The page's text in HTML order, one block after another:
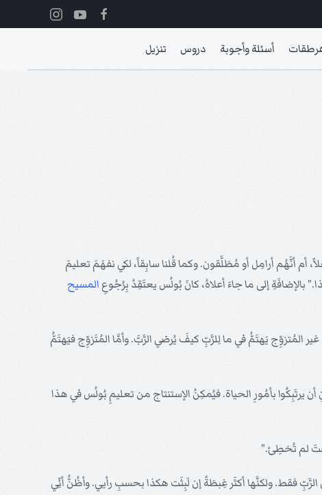
أسئلة وأجوبة دروس تنزيل
أنَّهُم أرامِل أو مُطَلَّقون. وكما قُلنا سابِقاً، لكي نفهَمَ تعليمَ
المسيح
المُتزوِّج يَهتَمُّ في ما لِلرَّبِّ كيفَ يُرضي الرَّبَّ. وأمَّا المُتَزوِّج فيَهتَمُّ
يرتَبِكُوا بأمُورِ الحياة. فيُمكِنُ الإستنتاج من تعليمِ بُولُس في هذا
لم تُخطِئ."
الرَّبِّ فقط. ولكنَّها أكثَر غِبطَةً إن لَبِثَت هكذا بحسبِ رأيي. وأظُنُّ أنِّي